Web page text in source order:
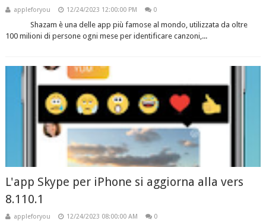
appleforyou 12/24/2023 12:00:00 PM 0
Shazam è una delle app più famose al mondo, utilizzata da oltre
100 milioni di persone ogni mese per identificare canzoni,...
L'app Skype per iPhone si aggiorna alla vers
8.110.1
appleforyou 12/24/2023 08:00:00 AM 0